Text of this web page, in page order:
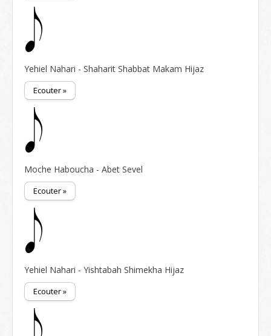
Yehiel Nahari - Shaharit Shabbat Makam Hijaz
Ecouter »
Moche Haboucha - Abet Sevel
Ecouter »
Yehiel Nahari - Yishtabah Shimekha Hijaz
Ecouter »